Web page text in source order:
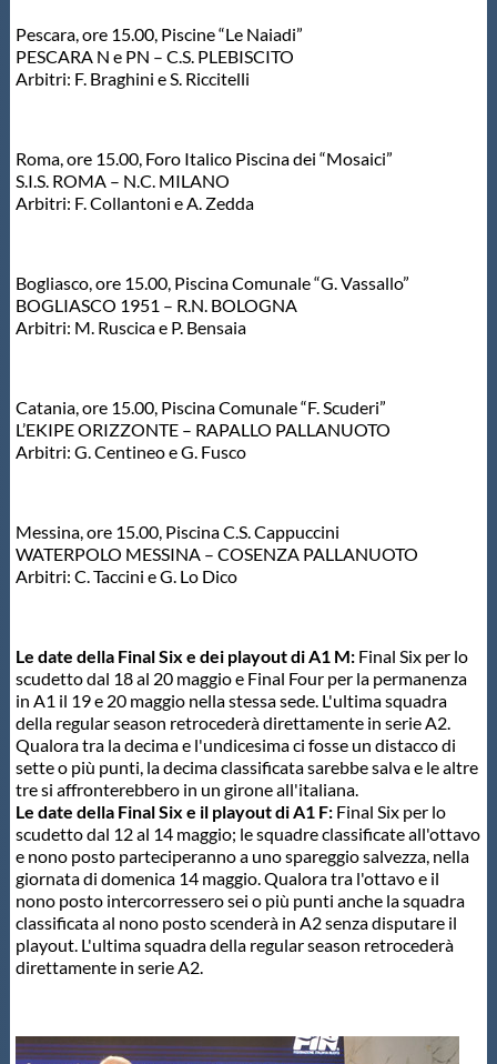
Pescara, ore 15.00, Piscine “Le Naiadi”
PESCARA N e PN – C.S. PLEBISCITO
Arbitri: F. Braghini e S. Riccitelli
Roma, ore 15.00, Foro Italico Piscina dei “Mosaici”
S.I.S. ROMA – N.C. MILANO
Arbitri: F. Collantoni e A. Zedda
Bogliasco, ore 15.00, Piscina Comunale “G. Vassallo”
BOGLIASCO 1951 – R.N. BOLOGNA
Arbitri: M. Ruscica e P. Bensaia
Catania, ore 15.00, Piscina Comunale “F. Scuderi”
L’EKIPE ORIZZONTE – RAPALLO PALLANUOTO
Arbitri: G. Centineo e G. Fusco
Messina, ore 15.00, Piscina C.S. Cappuccini
WATERPOLO MESSINA – COSENZA PALLANUOTO
Arbitri: C. Taccini e G. Lo Dico
Le date della Final Six e dei playout di A1 M:Final Six per lo
scudetto dal 18 al 20 maggio e Final Four per la permanenza
in A1 il 19 e 20 maggio nella stessa sede. L'ultima squadra
della regular season retrocederà direttamente in serie A2.
Qualora tra la decima e l'undicesima ci fosse un distacco di
sette o più punti, la decima classificata sarebbe salva e le altre
tre si affronterebbero in un girone all'italiana.
Le date della Final Six e il playout di A1 F:Final Six per lo
scudetto dal 12 al 14 maggio; le squadre classificate all'ottavo
e nono posto parteciperanno a uno spareggio salvezza, nella
giornata di domenica 14 maggio. Qualora tra l'ottavo e il
nono posto intercorressero sei o più punti anche la squadra
classificata al nono posto scenderà in A2 senza disputare il
playout. L'ultima squadra della regular season retrocederà
direttamente in serie A2.